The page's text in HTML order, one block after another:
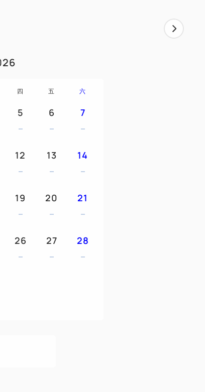
相同的优质“BreathAir®”材料。
四 五 六
5 6 7
12 13 14
19 20 21
26 27 28